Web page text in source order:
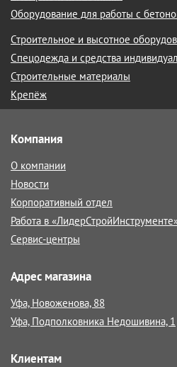
Оборудование для работы с
Строительное и высотное
Спецодежда и средства
Строительные материалы
Крепёж
Компания
О компании
Новости
Корпоративный отдел
Работа в
Сервис-центры
Адрес магазина
Уфа, Новоженова, 88
Уфа, Подполковника Недошивина, 1
Клиентам